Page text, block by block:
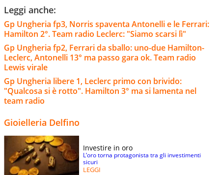
Leggi anche:
Gp Ungheria fp3, Norris spaventa Antonelli e le Ferrari:
Hamilton 2°. Team radio Leclerc: "Siamo scarsi lì"
Gp Ungheria fp2, Ferrari da sballo: uno-due Hamilton-
Leclerc, Antonelli 13° ma passo gara ok. Team radio
Lewis virale
Gp Ungheria libere 1, Leclerc primo con brivido:
"Qualcosa si è rotto". Hamilton 3° ma si lamenta nel
team radio
Gioielleria Delfino
Investire in oro
L’oro torna protagonista tra gli investimenti
sicuri
LEGGI